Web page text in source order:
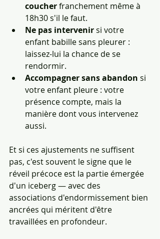
coucher franchement même à
18h30 s'il le faut.
Ne pas intervenir si votre
enfant babille sans pleurer :
laissez-lui la chance de se
rendormir.
Accompagner sans abandon si
votre enfant pleure : votre
présence compte, mais la
manière dont vous intervenez
aussi.
Et si ces ajustements ne suffisent
pas, c'est souvent le signe que le
réveil précoce est la partie émergée
d'un iceberg — avec des
associations d'endormissement bien
ancrées qui méritent d'être
travaillées en profondeur.